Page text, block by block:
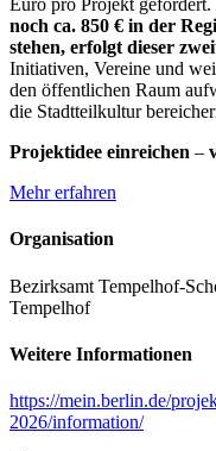
Euro pro Projekt gefördert.
noch ca. 850 € in der
stehen, erfolgt dieser
Initiativen, Vereine und
den öffentlichen Raum
die Stadtteilkultur
Projektidee einreichen –
Mehr erfahren
Organisation
Bezirksamt Tempelhof-
Tempelhof
Weitere Informationen
https://mein.berlin.de/
2026/information/